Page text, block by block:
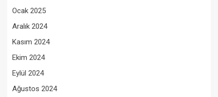
Ocak 2025
Aralık 2024
Kasım 2024
Ekim 2024
Eylül 2024
Ağustos 2024